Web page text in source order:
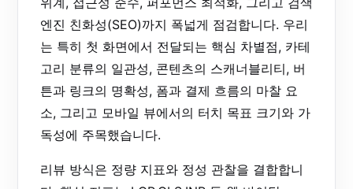
엔진 친화성(SEO)까지 폭넓게 점검합니다. 우리
는 특히 첫 화면에서 전달되는 핵심 차별점, 카테
고리 분류의 일관성, 콘텐츠의 스캐너블리티, 버
튼과 링크의 명확성, 폼과 결제 흐름의 마찰 요
소, 그리고 모바일 뷰에서의 터치 목표 크기와 가
독성에 주목했습니다.
리뷰 방식은 정량 지표와 정성 관찰을 결합합니